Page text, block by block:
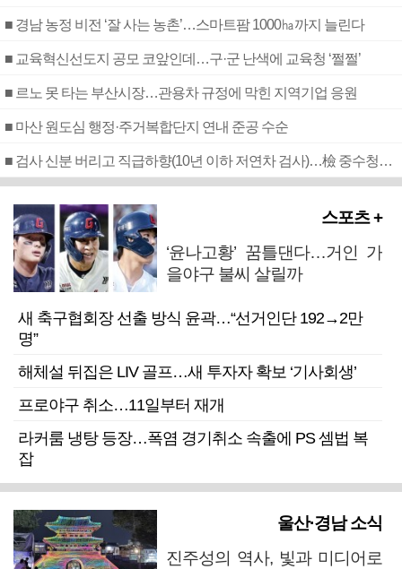
■ 경남 농정 비전 ‘잘 사는 농촌’…스마트팜 1000㏊까지 늘린다
■ 교육혁신선도지 공모 코앞인데…구·군 난색에 교육청 ‘쩔쩔’
■ 르노 못 타는 부산시장…관용차 규정에 막힌 지역기업 응원
■ 마산 원도심 행정·주거복합단지 연내 준공 수순
■ 검사 신분 버리고 직급하향(10년 이하 저연차 검사)…檢 중수청행 기피
스포츠 +
‘윤나고황’ 꿈틀댄다…거인 가
을야구 불씨 살릴까
새 축구협회장 선출 방식 윤곽…“선거인단 192→2만
명”
해체설 뒤집은 LIV 골프…새 투자자 확보 ‘기사회생’
프로야구 취소…11일부터 재개
라커룸 냉탕 등장…폭염 경기취소 속출에 PS 셈법 복
잡
울산·경남 소식
진주성의 역사, 빛과 미디어로